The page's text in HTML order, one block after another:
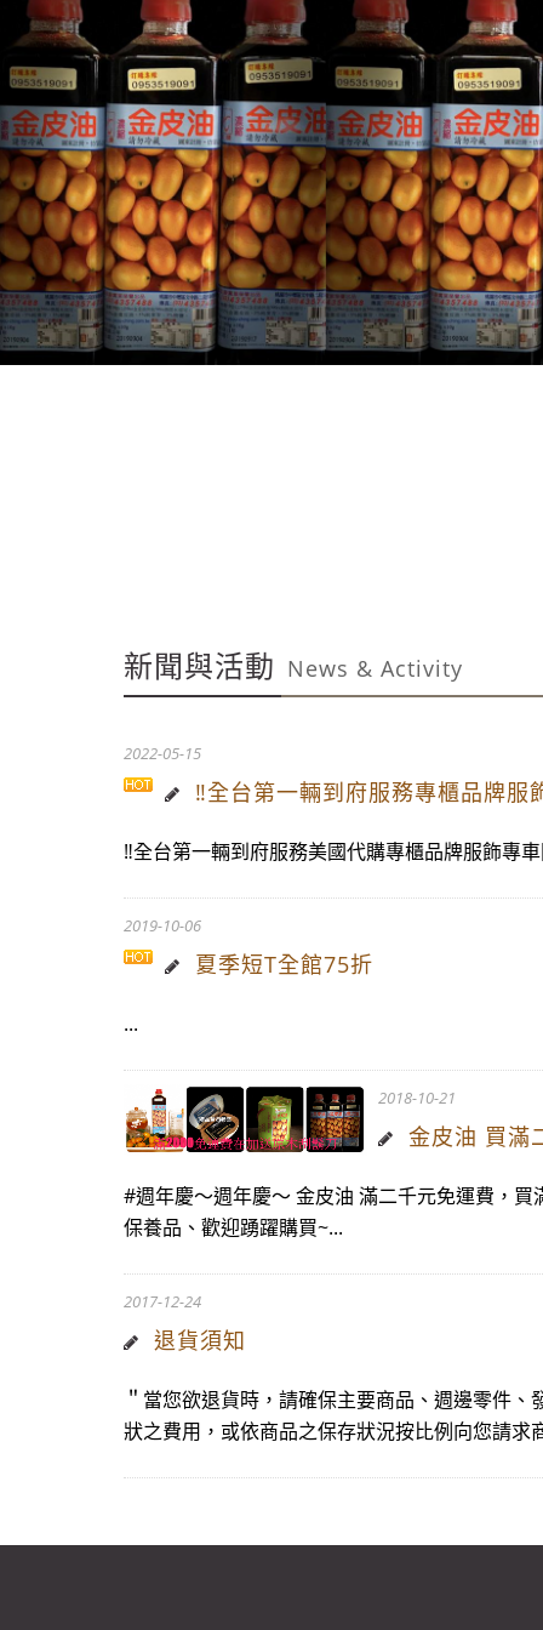
新聞與活動 News & Activity
2022-05-15
‼️全台第一輛到府服務專櫃品牌
‼️全台第一輛到府服務美國代購專櫃品牌服飾專
2019-10-06
夏季短T全館75折
...
2018-10-21
金皮油 買滿
#週年慶～週年慶～ 金皮油 滿二千元免運費，
保養品、歡迎踴躍購買~...
2017-12-24
退貨須知
＂當您欲退貨時，請確保主要商品、週邊零件
狀之費用，或依商品之保存狀況按比例向您請求